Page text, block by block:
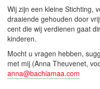
Wij zijn een kleine Stichting,
draaiende gehouden door
cent die wij verdienen gaat
kinderen.
Mocht u vragen hebben,
met mij (Anna Theuvenet,
anna@bachiamaa.com